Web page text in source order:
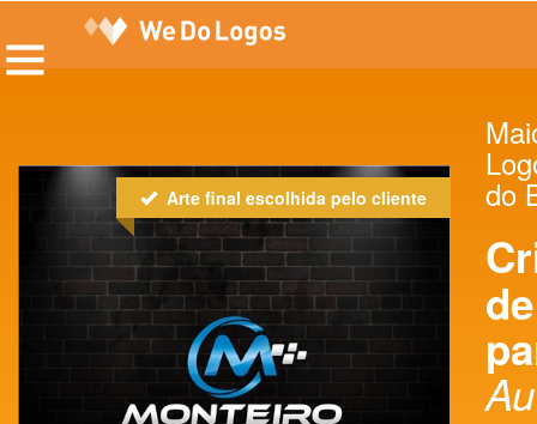
Arte final escolhida pelo cliente do
de